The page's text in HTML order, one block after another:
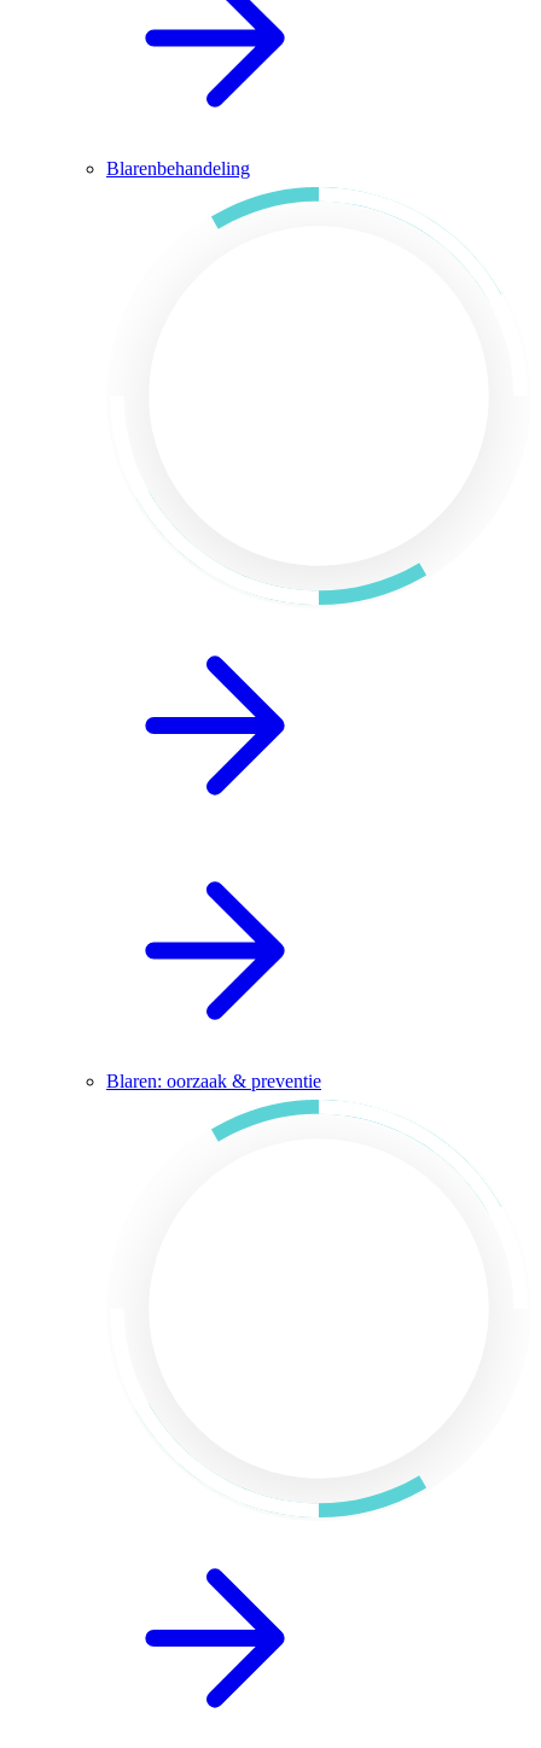
Blarenbehandeling
Blaren: oorzaak & preventie